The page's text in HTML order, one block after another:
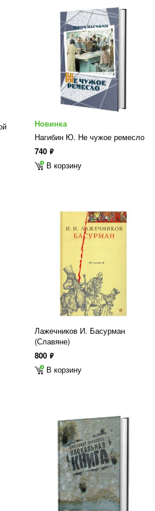
Новинка
Нагибин Ю. Не чужое ремесло
740 ф
В корзину
Лажечников И. Басурман
(Славяне)
800 ф
В корзину